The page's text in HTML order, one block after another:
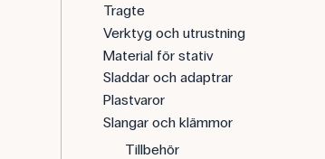
Tragte
Verktyg och utrustning
Material för stativ
Sladdar och adaptrar
Plastvaror
Slangar och klämmor
Tillbehör